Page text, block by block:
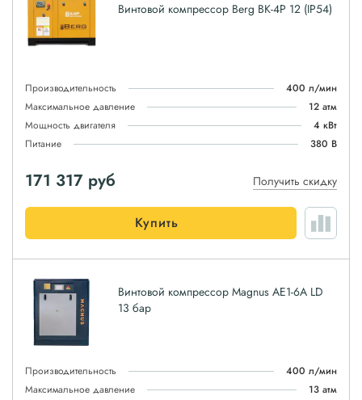
Винтовой компрессор Berg ВК-4Р 12 (IP54)
Производительность
400 л/мин
Максимальное давление
12 атм
Мощность двигателя
4 кВт
Питание
380 В
171 317 руб Получить скидку
Купить
Винтовой компрессор Magnus АЕ1-6A LD
13 бар
Производительность
400 л/мин
Максимальное давление
13 атм